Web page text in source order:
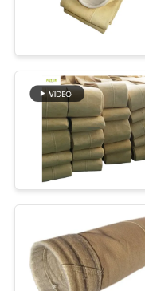
NOTICIAS
PIDA
UNA
CITA
MAPA
DEL
POLÍTICA
bolsa
líquido
bolsas
fibra